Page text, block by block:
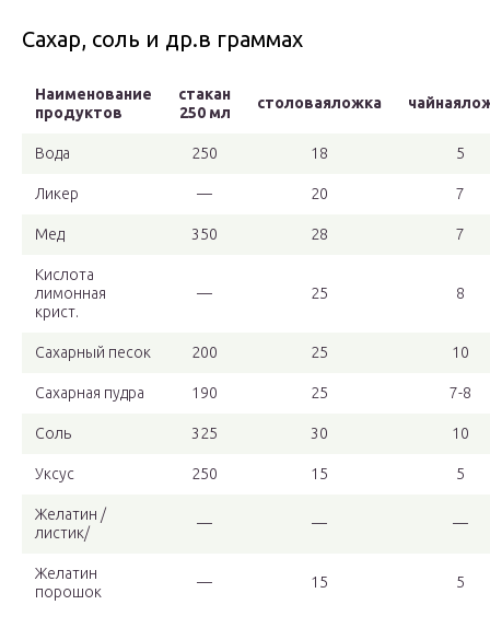
Сахар, соль и др.в граммах
Наименование
продуктов
стакан
250 мл
столоваяложка
Вода 250 18 5
Ликер — 20 7
Мед 350 28 7
Кислота
лимонная
крист.
— 25 8
Сахарный песок 200 25 10
Сахарная пудра 190 25 7-8
Соль 325 30 10
Уксус 250 15 5
Желатин /
листик/
— — —
Желатин
порошок
— 15 5